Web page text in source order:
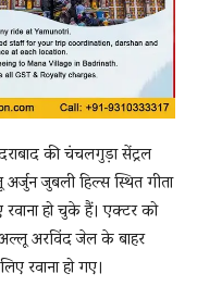
की चंचलगुड़ा सेंट्रल
जुबली हिल्स स्थित गीता
हो चुके हैं। एक्टर को
अरविंद जेल के बाहर
रवाना हो गए।